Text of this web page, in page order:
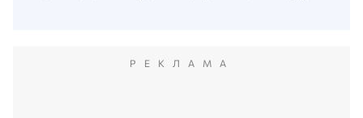
РЕКЛАМА